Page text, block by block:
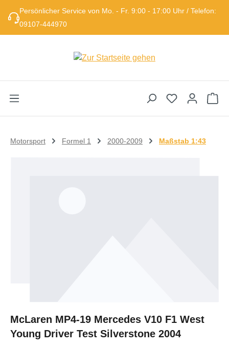
Zum Hauptinhalt springen
Persönlicher Service von Mo. - Fr. 9:00 - 17:00 Uhr / Telefon:
09107-444970
Motorsport Formel 1 2000-2009 Maßstab 1:43
McLaren MP4-19 Mercedes V10 F1 West
Young Driver Test Silverstone 2004